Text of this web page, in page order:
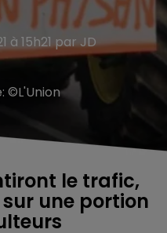
à 15h21 par JD
©L'Union
le trafic,
une portion